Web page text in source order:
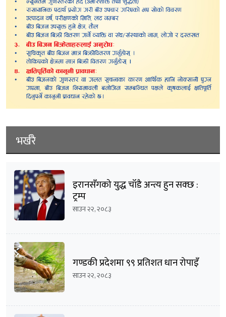
भर्खरै
इरानसँगको युद्ध चाँडै अन्त्य हुन सक्छ :
ट्रम्प
साउन २२, २०८३
गण्डकी प्रदेशमा ९९ प्रतिशत धान रोपाइँ
साउन २२, २०८३